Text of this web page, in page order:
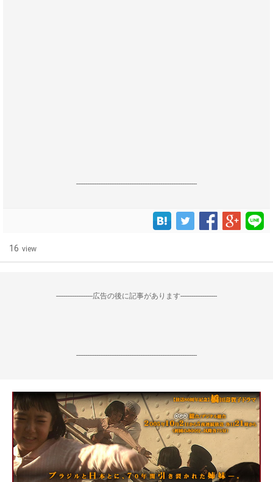
------------------------------------------------------------------
16 view
--------------------広告の後に記事があります--------------------
------------------------------------------------------------------